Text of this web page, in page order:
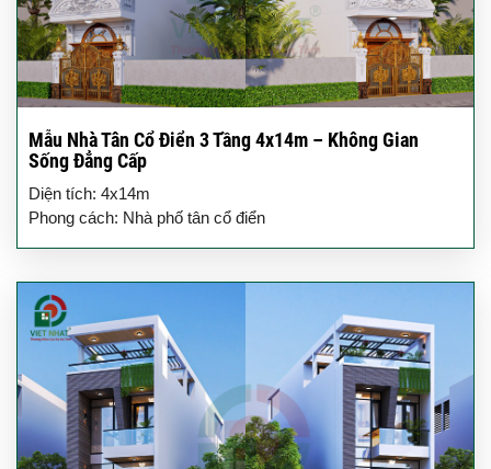
Mẫu Nhà Tân Cổ Điển 3 Tầng 4x14m – Không Gian
Sống Đẳng Cấp
Diện tích: 4x14m
Phong cách: Nhà phố tân cổ điển